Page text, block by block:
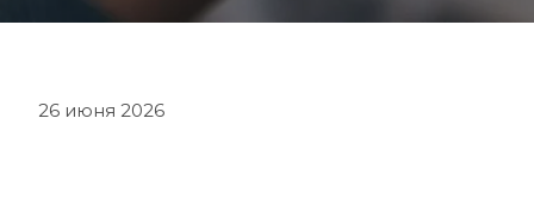
26 июня 2026